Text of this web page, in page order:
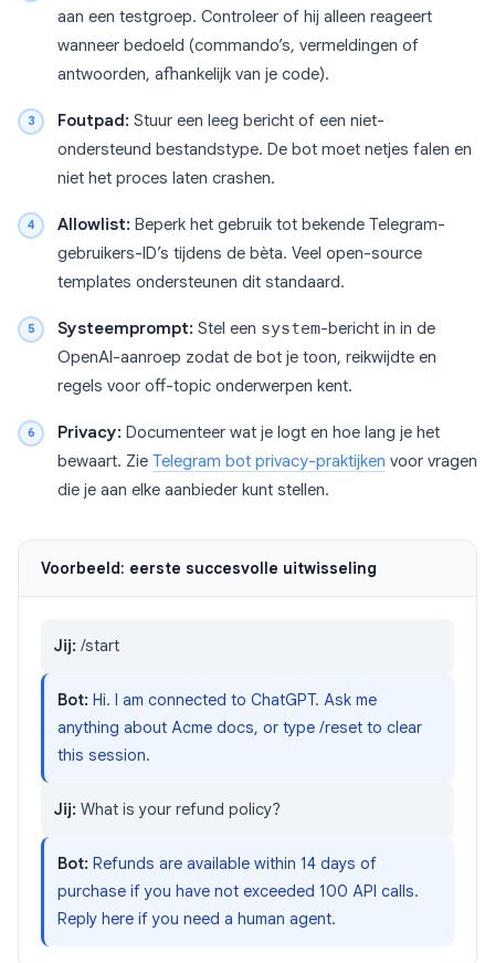
aan een testgroep. Controleer of hij alleen reageert
wanneer bedoeld (commando’s, vermeldingen of
antwoorden, afhankelijk van je code).
Foutpad: Stuur een leeg bericht of een niet-
ondersteund bestandstype. De bot moet netjes falen en
niet het proces laten crashen.
Allowlist: Beperk het gebruik tot bekende Telegram-
gebruikers-ID’s tijdens de bèta. Veel open-source
templates ondersteunen dit standaard.
Systeemprompt: Stel een system-bericht in in de
OpenAI-aanroep zodat de bot je toon, reikwijdte en
regels voor off-topic onderwerpen kent.
Privacy: Documenteer wat je logt en hoe lang je het
bewaart. Zie Telegram bot privacy-praktijken voor vragen
die je aan elke aanbieder kunt stellen.
Voorbeeld: eerste succesvolle uitwisseling
Jij: /start
Bot: Hi. I am connected to ChatGPT. Ask me
anything about Acme docs, or type /reset to clear
this session.
Jij: What is your refund policy?
Bot: Refunds are available within 14 days of
purchase if you have not exceeded 100 API calls.
Reply here if you need a human agent.